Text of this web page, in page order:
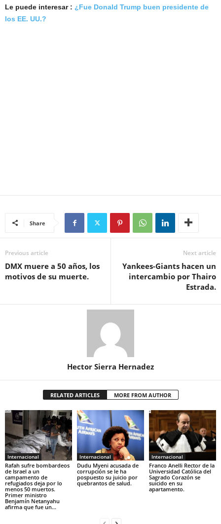
Le puede interesar : ¿Fue Donald Trump buen presidente de
los EE. UU.?
Share
Previous article
DMX muere a 50 años, los
motivos de su muerte.
Next article
Yankees-Giants hacen un
intercambio por Thairo
Estrada.
Hector Sierra Hernadez
RELATED ARTICLES MORE FROM AUTHOR
Internacional
Rafah sufre bombardeos
de Israel a un
campamento de
refugiados deja por lo
menos 50 muertos.
Primer ministro
Benjamín Netanyahu
afirma que fue un...
Internacional
Dudu Myeni acusada de
corrupción se le ha
pospuesto su juicio por
quebrantos de salud.
Internacional
Franco Anelli Rector de la
Universidad Católica del
Sagrado Corazón se
suicido en su
apartamento.